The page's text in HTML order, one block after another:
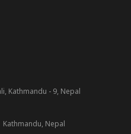
Kathmandu - 9, Nepal
Nepal